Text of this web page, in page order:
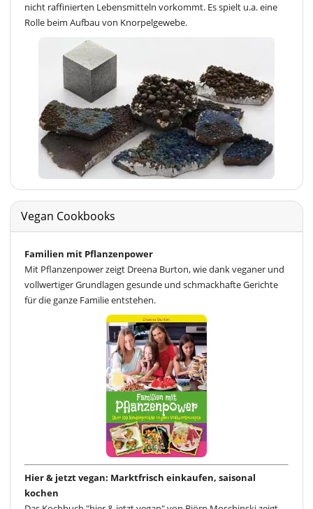
nicht raffinierten Lebensmitteln vorkommt. Es spielt u.a. eine
Rolle beim Aufbau von Knorpelgewebe.
Vegan Cookbooks
Familien mit Pflanzenpower
Mit Pflanzenpower zeigt Dreena Burton, wie dank veganer und
vollwertiger Grundlagen gesunde und schmackhafte Gerichte
für die ganze Familie entstehen.
Hier & jetzt vegan: Marktfrisch einkaufen, saisonal
kochen